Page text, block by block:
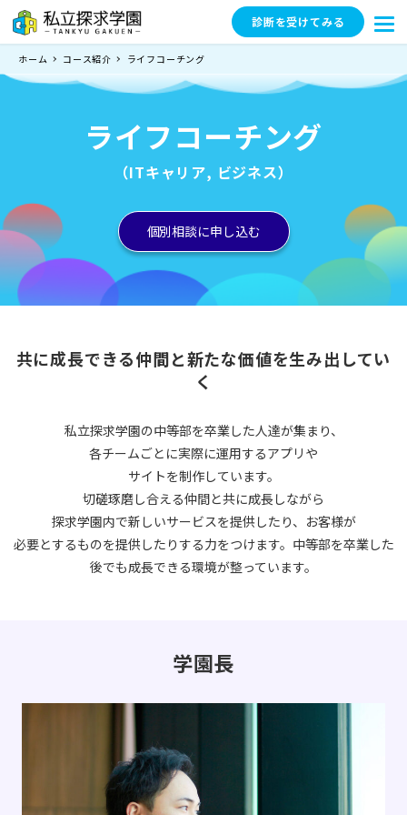
診断を受けてみる
ホーム コース紹介 ライフコーチング
ライフコーチング
（ITキャリア, ビジネス）
個別相談に申し込む
共に成長できる仲間と新たな価値を生み出してい
く
私立探求学園の中等部を卒業した人達が集まり、
各チームごとに実際に運用するアプリや
サイトを制作しています。
切磋琢磨し合える仲間と共に成長しながら
探求学園内で新しいサービスを提供したり、お客様が
必要とするものを提供したりする力をつけます。中等部を卒業した
後でも成長できる環境が整っています。
学園長